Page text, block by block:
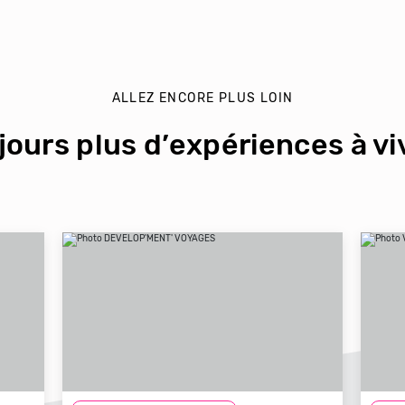
ALLEZ ENCORE PLUS LOIN
plus d’expériences à